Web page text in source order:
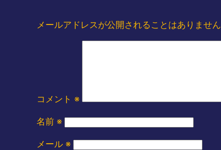
メールアドレスが公開されることはありません
コメント ※
名前 ※
メール ※